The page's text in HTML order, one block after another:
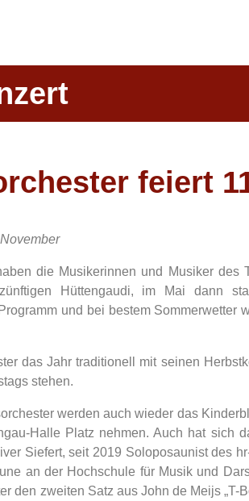
feiert
die Musikerinnen und Musiker des
Hüttengaudi, im Mai dann
und bei bestem Sommerwetter
das Jahr traditionell mit seinen
stehen.
werden auch wieder das
Halle Platz nehmen. Auch hat sich
Siefert, seit 2019 Soloposaunist des
an der Hochschule für Musik und
den zweiten Satz aus John de Meijs „T-